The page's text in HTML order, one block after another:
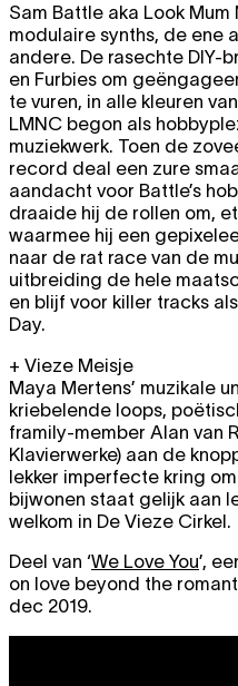
Sam Battle aka Look
modulaire synths, de ene
andere. De rasechte DIY-
en Furbies om
te vuren, in alle kleuren
LMNC begon als
muziekwerk. Toen de
record deal een zure
aandacht voor Battle’s
draaide hij de rollen om,
waarmee hij een
naar de rat race van de
uitbreiding de hele
en blijf voor killer tracks
Day.
+ Vieze Meisje
Maya Mertens’ muzikale
kriebelende loops,
framily-member Alan van
Klavierwerke) aan de
lekker imperfecte kring
bijwonen staat gelijk aan
welkom in De Vieze Cirkel.
Deel van ‘We Love You’,
on love beyond the
dec 2019.